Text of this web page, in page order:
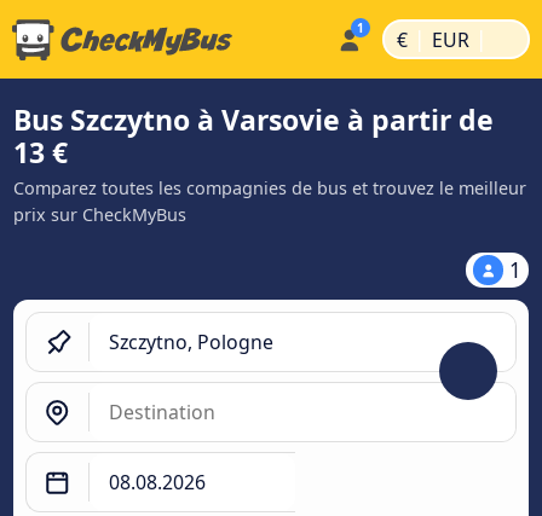
€ | EUR |
Bus Szczytno à Varsovie à partir de
13 €
Comparez toutes les compagnies de bus et trouvez le meilleur
prix sur CheckMyBus
1